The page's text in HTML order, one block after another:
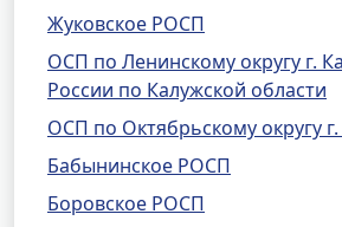
Жуковское РОСП
ОСП по Ленинскому округу г.
России по Калужской области
ОСП по Октябрьскому округу г.
Бабынинское РОСП
Боровское РОСП